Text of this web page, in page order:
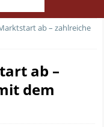
ab – zahlreiche
ab –
dem